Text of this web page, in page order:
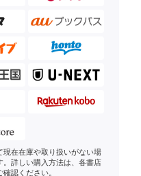
在在庫や取り扱いがない場
。詳しい購入方法は、各書店
認ください。